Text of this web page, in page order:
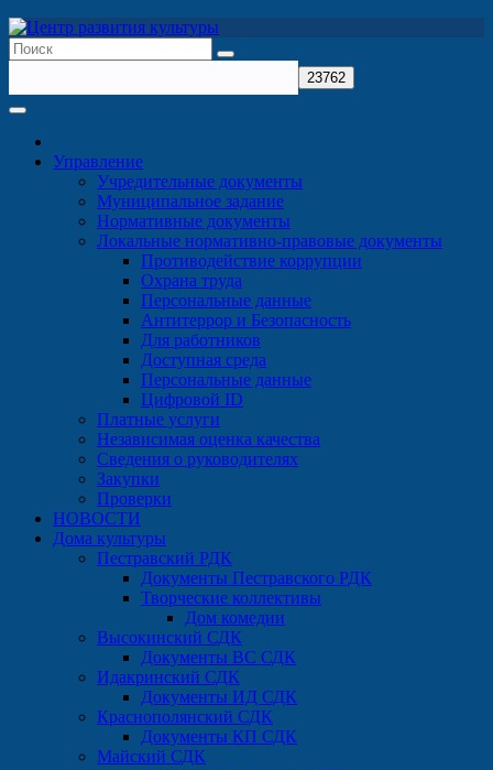
Перейти
к
содержимому
Управление
Учредительные документы
Муниципальное задание
Нормативные документы
Локальные нормативно-правовые документы
Противодействие коррупции
Охрана труда
Персональные данные
Антитеррор и Безопасность
Для работников
Доступная среда
Персональные данные
Цифровой ID
Платные услуги
Независимая оценка качества
Сведения о руководителях
Закупки
Проверки
НОВОСТИ
Дома культуры
Пестравский РДК
Документы Пестравского РДК
Творческие коллективы
Дом комедии
Высокинский СДК
Документы ВС СДК
Идакринский СДК
Документы ИД СДК
Краснополянский СДК
Документы КП СДК
Майский СДК